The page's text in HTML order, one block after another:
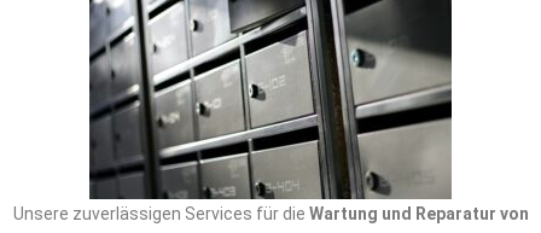
Unsere zuverlässigen Services für die Wartung und Reparatur von